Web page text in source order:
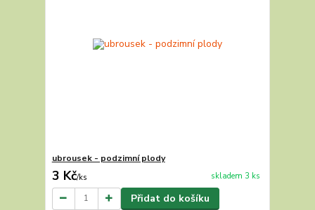
ubrousek - podzimní plody
3 Kč/ks skladem 3 ks
Přidat do košíku